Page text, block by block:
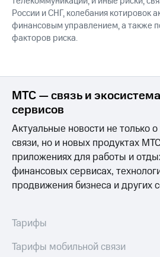
России и СНГ, колебания котировок
финансовым управлением, а также
факторов риска.
МТС — связь и
сервисов
Актуальные новости не только
связи, но и новых продуктах
приложениях для работы и
финансовых сервисах,
продвижения бизнеса и других
Тарифы
Тарифы мобильной связи